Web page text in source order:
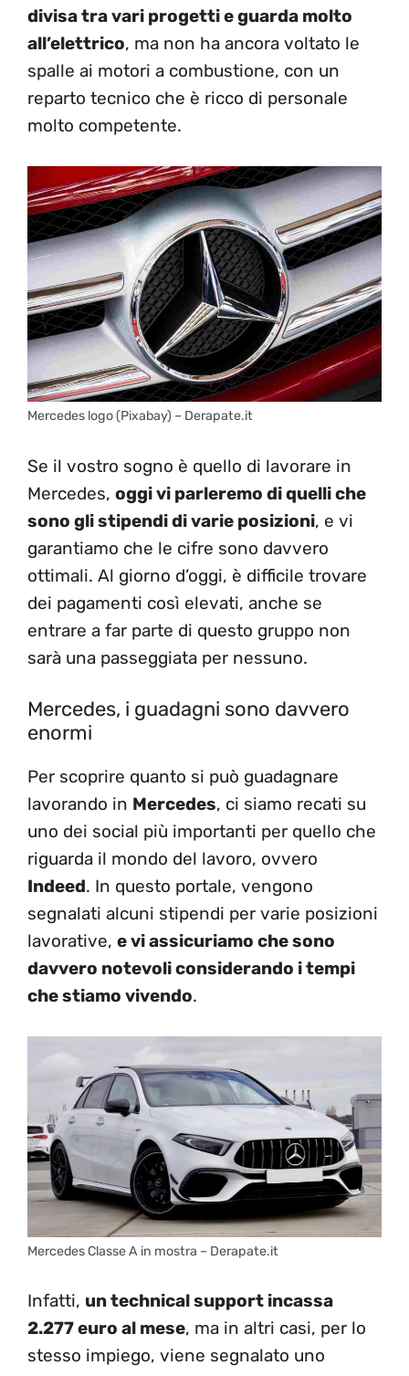
divisa tra vari progetti e guarda molto
all’elettrico, ma non ha ancora voltato le
spalle ai motori a combustione, con un
reparto tecnico che è ricco di personale
molto competente.
Mercedes logo (Pixabay) – Derapate.it
Se il vostro sogno è quello di lavorare in
Mercedes, oggi vi parleremo di quelli che
sono gli stipendi di varie posizioni, e vi
garantiamo che le cifre sono davvero
ottimali. Al giorno d’oggi, è difficile trovare
dei pagamenti così elevati, anche se
entrare a far parte di questo gruppo non
sarà una passeggiata per nessuno.
Mercedes, i guadagni sono davvero
enormi
Per scoprire quanto si può guadagnare
lavorando in Mercedes, ci siamo recati su
uno dei social più importanti per quello che
riguarda il mondo del lavoro, ovvero
Indeed. In questo portale, vengono
segnalati alcuni stipendi per varie posizioni
lavorative, e vi assicuriamo che sono
davvero notevoli considerando i tempi
che stiamo vivendo.
Mercedes Classe A in mostra – Derapate.it
Infatti, un technical support incassa
2.277 euro al mese, ma in altri casi, per lo
stesso impiego, viene segnalato uno